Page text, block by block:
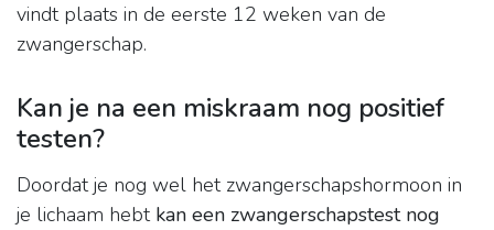
vindt plaats in de eerste 12 weken van de
zwangerschap.
Kan je na een miskraam nog positief
testen?
Doordat je nog wel het zwangerschapshormoon in
je lichaam hebt kan een zwangerschapstest nog